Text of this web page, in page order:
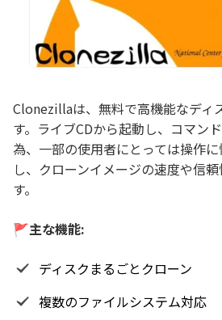
Clonezillaは、無料で高機能なディ
す。ライブCDから起動し、コマン
為、一部の使用者にとっては操作
し、クローンイメージの速度や信
す。
🚩主な機能:
ディスクまるごとクローン
複数のファイルシステム対応